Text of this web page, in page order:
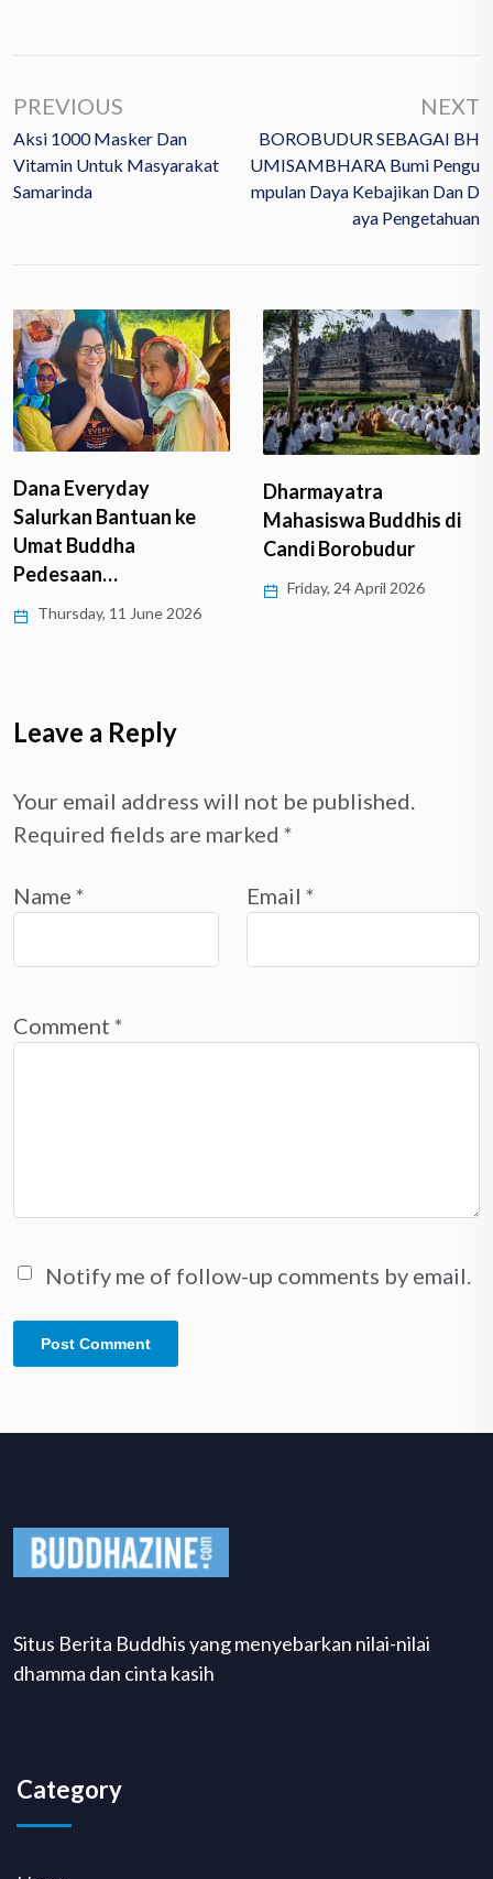
PREVIOUS
Aksi 1000 Masker Dan
Vitamin Untuk Masyarakat
Samarinda
NEXT
BOROBUDUR SEBAGAI BH
UMISAMBHARA Bumi Pengu
Mpulan Daya Kebajikan Dan D
Aya Pengetahuan
Dana Everyday
Salurkan Bantuan ke
Umat Buddha
Pedesaan…
Thursday, 11 June 2026
Dharmayatra
Mahasiswa Buddhis di
Candi Borobudur
Friday, 24 April 2026
Leave a Reply
Your email address will not be published.
Required fields are marked *
Name * Email *
Comment *
Notify me of follow-up comments by email.
Situs Berita Buddhis yang menyebarkan nilai-nilai
dhamma dan cinta kasih
Category